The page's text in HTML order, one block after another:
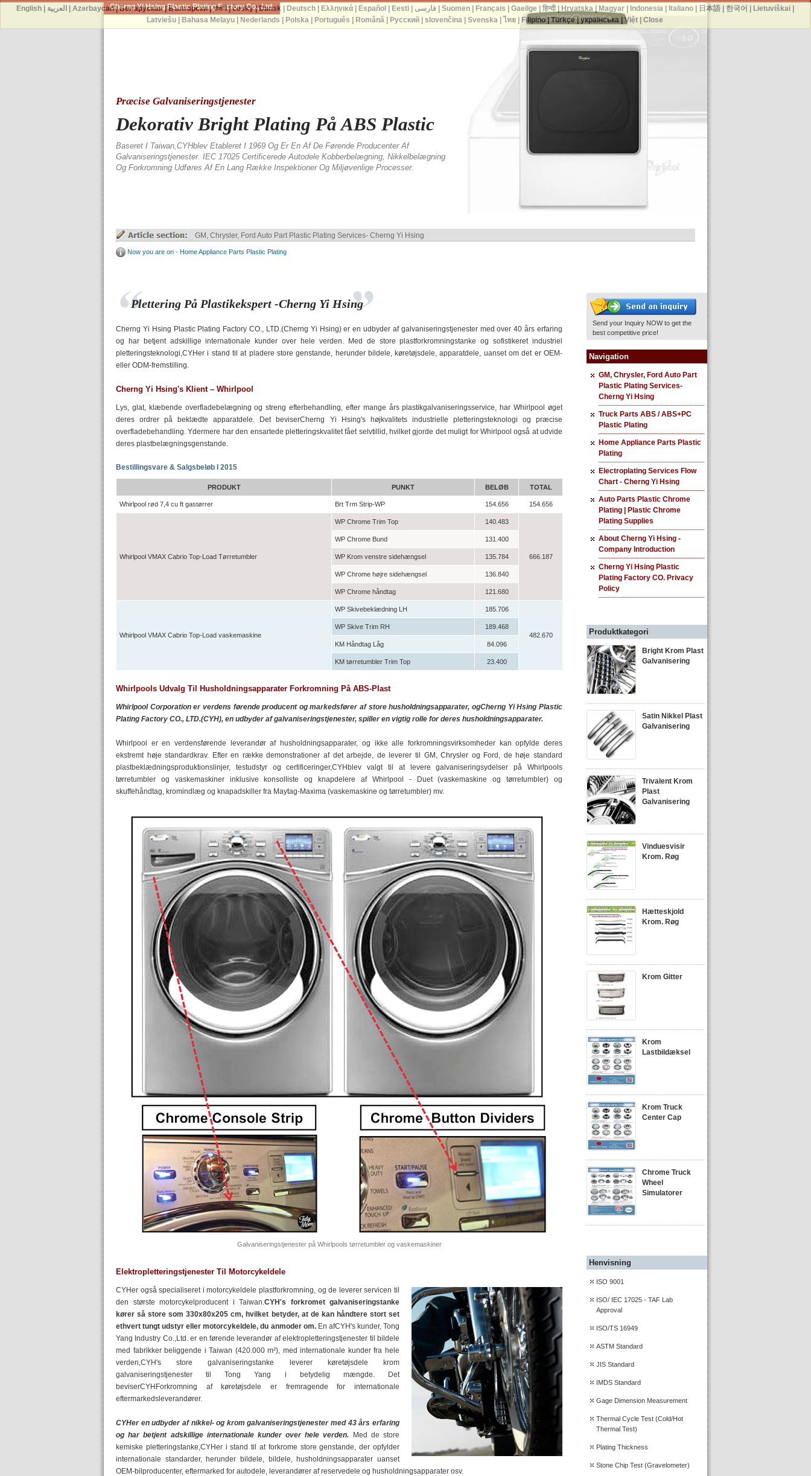
Cherng Yi Hsing Plastic Plating Factory Co., Ltd.
Præcise Galvaniseringstjenester
Dekorativ Bright Plating På ABS Plastic
Baseret I Taiwan,CYHblev Etableret I 1969 Og Er En Af ​​de Førende Producenter Af
Galvaniseringstjenester. IEC 17025 Certificerede Autodele Kobberbelægning, Nikkelbelægning
Og Forkromning Udføres Af En Lang Række Inspektioner Og Miljøvenlige Processer.
Truck Parts ABS / ABS+PC Plastic Plating
Now you are on - Home Appliance Parts Plastic Plating
Plettering På Plastikekspert -Cherng Yi Hsing
Cherng Yi Hsing Plastic Plating Factory CO., LTD.(Cherng Yi Hsing) er en udbyder af galvaniseringstjenester med over 40 års erfaring
og har betjent adskillige internationale kunder over hele verden. Med de store plastforkromningstanke og sofistikeret industriel
pletteringsteknologi,CYHer i stand til at pladere store genstande, herunder bildele, køretøjsdele, apparatdele, uanset om det er OEM-
eller ODM-fremstilling.
Cherng Yi Hsing's Klient – ​​Whirlpool
Lys, glat, klæbende overfladebelægning og streng efterbehandling, efter mange års plastikgalvaniseringsservice, har Whirlpool øget
deres ordrer på beklædte apparatdele. Det beviserCherng Yi Hsing's højkvalitets industrielle pletteringsteknologi og præcise
overfladebehandling. Ydermere har den ensartede pletteringskvalitet fået selvtillid, hvilket gjorde det muligt for Whirlpool også at udvide
deres plastbelægningsgenstande.
Bestillingsvare & Salgsbeløb I 2015
PRODUKT PUNKT BELØB TOTAL
Whirlpool rød 7,4 cu ft gastørrer Brt Trm Strip-WP 154.656 154.656
Whirlpool VMAX Cabrio Top-Load Tørretumbler
WP Chrome Trim Top 140.483
666.187
WP Chrome Bund 131.400
WP Krom venstre sidehængsel 135.784
WP Chrome højre sidehængsel 136.840
WP Chrome håndtag 121.680
Whirlpool VMAX Cabrio Top-Load vaskemaskine
WP Skivebeklædning LH 185.706
482.670
WP Skive Trim RH 189.468
KM Håndtag Låg 84.096
KM tørretumbler Trim Top 23.400
Whirlpools Udvalg Til Husholdningsapparater Forkromning På ABS-Plast
Whirlpool Corporation er verdens førende producent og markedsfører af store husholdningsapparater, ogCherng Yi Hsing Plastic
Plating Factory CO., LTD.(CYH), en udbyder af galvaniseringstjenester, spiller en vigtig rolle for deres husholdningsapparater.
Whirlpool er en verdensførende leverandør af husholdningsapparater, og ikke alle forkromningsvirksomheder kan opfylde deres
ekstremt høje standardkrav. Efter en række demonstrationer af det arbejde, de leverer til GM, Chrysler og Ford, de høje standard
plastbeklædningsproduktionslinjer, testudstyr og certificeringer,CYHblev valgt til at levere galvaniseringsydelser på Whirlpools
tørretumbler og vaskemaskiner inklusive konsolliste og knapdelere af Whirlpool - Duet (vaskemaskine og tørretumbler) og
skuffehåndtag, kromindlæg og knapadskiller fra Maytag-Maxima (vaskemaskine og tørretumbler) mv.
Galvaniseringstjenester på Whirlpools tørretumbler og vaskemaskiner
Elektropletteringstjenester Til Motorcykeldele
CYHer også specialiseret i motorcykeldele plastforkromning, og de leverer servicen til
den største motorcykelproducent i Taiwan.CYH's forkromet galvaniseringstanke
kører så store som 330x80x205 cm, hvilket betyder, at de kan håndtere stort set
ethvert tungt udstyr eller motorcykeldele, du anmoder om.En afCYH's kunder, Tong
Yang Industry Co.,Ltd. er en førende leverandør af elektropletteringstjenester til bildele
med fabrikker beliggende i Taiwan (420.000 m²), med internationale kunder fra hele
verden,CYH's store galvaniseringstanke leverer køretøjsdele krom
galvaniseringstjenester til Tong Yang i betydelig mængde. Det
beviserCYHForkromning af køretøjsdele er fremragende for internationale
eftermarkedsleverandører.
CYHer en udbyder af nikkel- og krom galvaniseringstjenester med 43 års erfaring
og har betjent adskillige internationale kunder over hele verden. Med de store
kemiske pletteringstanke,CYHer i stand til at forkrome store genstande, der opfylder
internationale standarder, herunder bildele, bildele, husholdningsapparater uanset
OEM-bilproducenter, eftermarked for autodele, leverandører af reservedele og husholdningsapparater osv.
Send your Inquiry NOW to get the
best competitive price!
Navigation
GM, Chrysler, Ford Auto Part
Plastic Plating Services-
Cherng Yi Hsing
Truck Parts ABS / ABS+PC
Plastic Plating
Home Appliance Parts Plastic
Plating
Electroplating Services Flow
Chart - Cherng Yi Hsing
Auto Parts Plastic Chrome
Plating | Plastic Chrome
Plating Supplies
About Cherng Yi Hsing -
Company Introduction
Cherng Yi Hsing Plastic
Plating Factory CO. Privacy
Policy
Produktkategori
Bright Krom Plast
Galvanisering
Satin Nikkel Plast
Galvanisering
Trivalent Krom
Plast
Galvanisering
Vinduesvisir
Krom. Røg
Hætteskjold
Krom. Røg
Krom Gitter
Krom
Lastbildæksel
Krom Truck
Center Cap
Chrome Truck
Wheel
Simulatorer
Henvisning
ISO 9001
ISO/ IEC 17025 - TAF Lab
Approval
ISO/TS 16949
ASTM Standard
JIS Standard
IMDS Standard
Gage Dimension Measurement
Thermal Cycle Test (Cold/Hot
Thermal Test)
Plating Thickness
Stone Chip Test (Gravelometer)
English| العربية Azərbaycan|Беларуская|Български|বাঙ্গালী|česky|Dansk| Deutsch| Ελληνικά| Español Eesti| فارسی| Suomen| Français Gaeilge हिन्दी| Hrvatska| Magyar| Indonesia| Italiano| 日本語| 한국어 Lietuviškai|
Latviešu
Bahasa Melayu Nederlands Polska Português Română Русский |slovenčina |Svenska |ไทย |Filipino |Türkçe|українська |Việt |Close